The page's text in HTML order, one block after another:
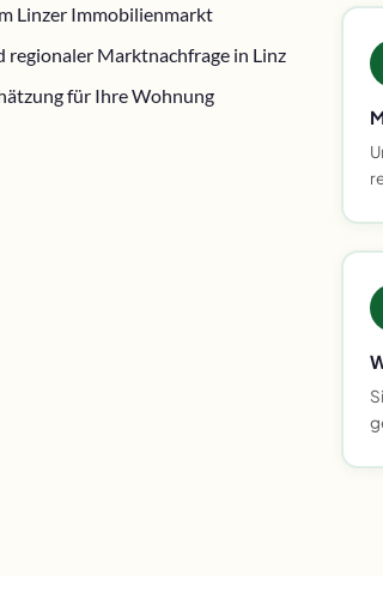
Linzer Immobilienmarkt
regionaler Marktnachfrage in Linz
für Ihre Wohnung